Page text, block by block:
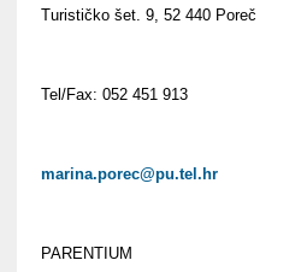
Turističko šet. 9, 52 440 Poreč
Tel/Fax: 052 451 913
marina.porec@pu.tel.hr
PARENTIUM